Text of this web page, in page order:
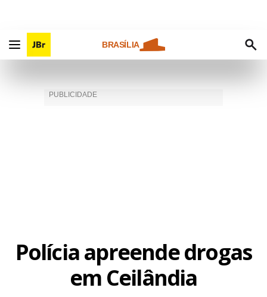
BRASÍLIA
Polícia apreende drogas
em Ceilândia